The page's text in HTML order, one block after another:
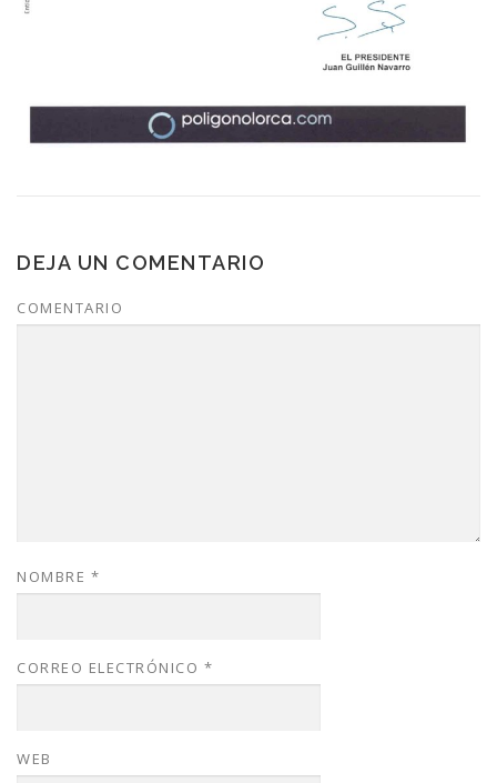
DEJA UN COMENTARIO
COMENTARIO
NOMBRE *
CORREO ELECTRÓNICO *
WEB